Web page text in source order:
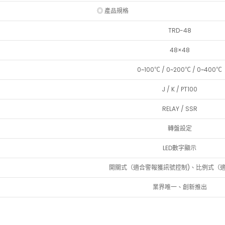
◎ 產品規格
TRD-48
48×48
0~100℃ / 0~200℃ / 0~400℃
J / K / PT100
RELAY / SSR
轉盤設定
LED數字顯示
開關式（適合警報獲訊號控制)、比例式（適
業界唯一、創新推出